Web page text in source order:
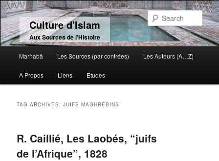
Culture d'Islam
Aux Sources de l'Histoire
Skip to primary content
Skip to secondary content
Marhabâ Les Sources (par contrées) Les Auteurs (A…Z)
A Propos Liens Etudes
TAG ARCHIVES:JUIFS MAGHRÉBINS
R. Caillié, Les Laobés, “juifs
de l’Afrique”, 1828